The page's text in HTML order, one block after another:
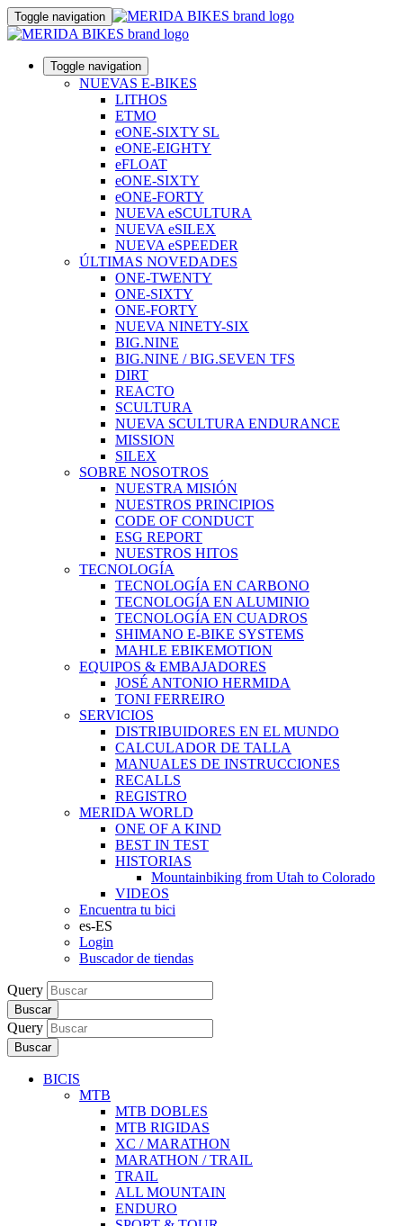
Toggle navigation
Toggle navigation
NUEVAS E-BIKES
LITHOS
ETMO
eONE-SIXTY SL
eONE-EIGHTY
eFLOAT
eONE-SIXTY
eONE-FORTY
NUEVA eSCULTURA
NUEVA eSILEX
NUEVA eSPEEDER
ÚLTIMAS NOVEDADES
ONE-TWENTY
ONE-SIXTY
ONE-FORTY
NUEVA NINETY-SIX
BIG.NINE
BIG.NINE / BIG.SEVEN TFS
DIRT
REACTO
SCULTURA
NUEVA SCULTURA ENDURANCE
MISSION
SILEX
SOBRE NOSOTROS
NUESTRA MISIÓN
NUESTROS PRINCIPIOS
CODE OF CONDUCT
ESG REPORT
NUESTROS HITOS
TECNOLOGÍA
TECNOLOGÍA EN CARBONO
TECNOLOGÍA EN ALUMINIO
TECNOLOGÍA EN CUADROS
SHIMANO E-BIKE SYSTEMS
MAHLE EBIKEMOTION
EQUIPOS & EMBAJADORES
JOSÉ ANTONIO HERMIDA
TONI FERREIRO
SERVICIOS
DISTRIBUIDORES EN EL MUNDO
CALCULADOR DE TALLA
MANUALES DE INSTRUCCIONES
RECALLS
REGISTRO
MERIDA WORLD
ONE OF A KIND
BEST IN TEST
HISTORIAS
Mountainbiking from Utah to Colorado
VIDEOS
Encuentra tu bici
es-ES
Login
Buscador de tiendas
Query
Buscar
Query
Buscar
BICIS
MTB
MTB DOBLES
MTB RIGIDAS
XC / MARATHON
MARATHON / TRAIL
TRAIL
ALL MOUNTAIN
ENDURO